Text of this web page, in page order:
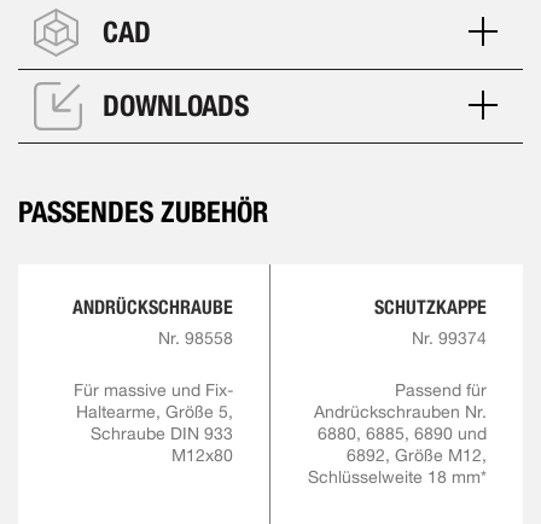
CAD
DOWNLOADS
PASSENDES ZUBEHÖR
ANDRÜCKSCHRAUBE
Nr. 98558
Für massive und Fix-
Haltearme, Größe 5,
Schraube DIN 933
M12x80
SCHUTZKAPPE
Nr. 99374
Passend für
Andrückschrauben Nr.
6880, 6885, 6890 und
6892, Größe M12,
Schlüsselweite 18 mm*